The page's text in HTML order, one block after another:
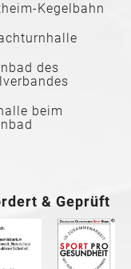
Kegelbahn
des
beim
& Geprüft